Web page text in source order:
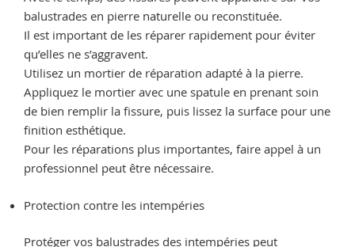
balustrades en pierre naturelle ou reconstituée.
Il est important de les réparer rapidement pour éviter
qu’elles ne s’aggravent.
Utilisez un mortier de réparation adapté à la pierre.
Appliquez le mortier avec une spatule en prenant soin
de bien remplir la fissure, puis lissez la surface pour une
finition esthétique.
Pour les réparations plus importantes, faire appel à un
professionnel peut être nécessaire.
Protection contre les intempéries
Protéger vos balustrades des intempéries peut